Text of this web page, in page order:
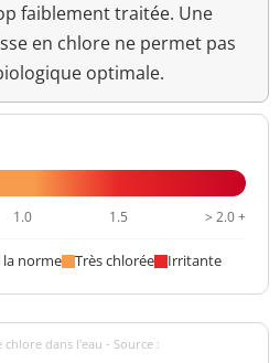
faiblement traitée. Une
en chlore ne permet pas
optimale.
1.0 1.5 > 2.0 +
la norme Très chlorée Irritante
dans l'eau - Source :